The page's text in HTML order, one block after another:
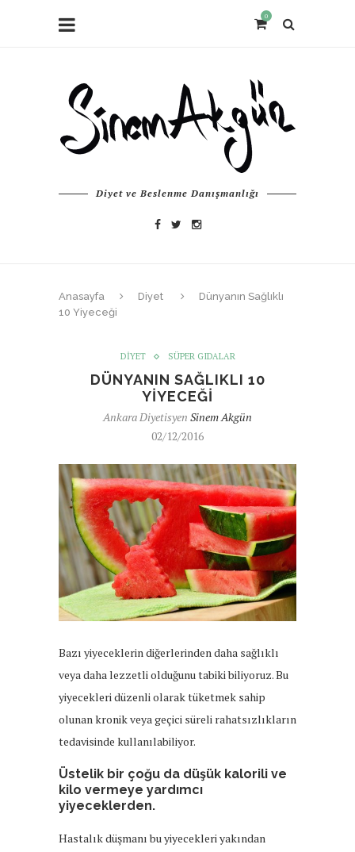
0
Diyet ve Beslenme Danışmanlığı
Anasayfa Diyet
Dünyanın Sağlıklı
10 Yiyeceği
DIYET SÜPER GIDALAR
DÜNYANIN SAĞLIKLI 10
YIYECEĞI
Ankara Diyetisyen Sinem Akgün
02/12/2016
Bazı yiyeceklerin diğerlerinden daha sağlıklı
veya daha lezzetli olduğunu tabiki biliyoruz. Bu
yiyecekleri düzenli olarak tüketmek sahip
olunan kronik veya geçici süreli rahatsızlıkların
tedavisinde kullanılabiliyor.
Üstelik bir çoğu da düşük kalorili ve
kilo vermeye yardımcı
yiyeceklerden.
Hastalık düşmanı bu yiyecekleri yakından